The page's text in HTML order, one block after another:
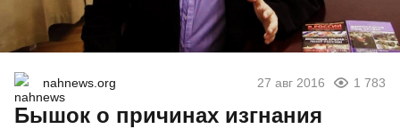
nahnews.org 27 авг 2016 1 783
Бышок о причинах изгнания